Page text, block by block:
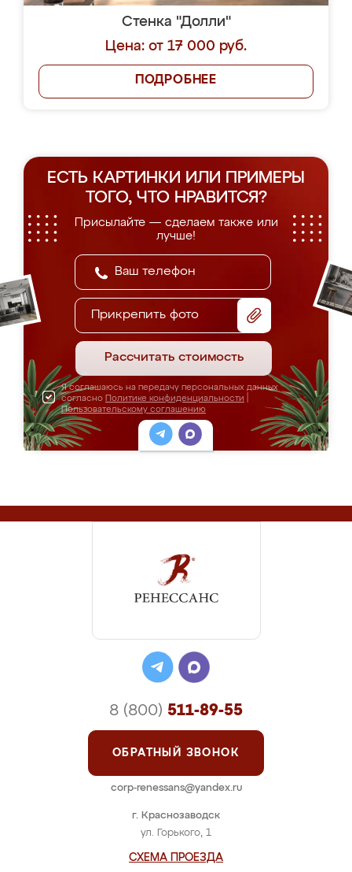
Стенка "Долли"
Цена: от 17 000 руб.
ПОДРОБНЕЕ
ЕСТЬ КАРТИНКИ ИЛИ ПРИМЕРЫ
ТОГО, ЧТО НРАВИТСЯ?
Присылайте — сделаем также или
лучше!
Прикрепить фото
Рассчитать стоимость
Я соглашаюсь на передачу персональных данных
согласно Политике конфиденциальности
Пользовательскому соглашению
г. Краснозаводск
ул. Горького, 1
СХЕМА ПРОЕЗДА
8 (800) 511-89-55
ОБРАТНЫЙ ЗВОНОК
corp-renessans@yandex.ru